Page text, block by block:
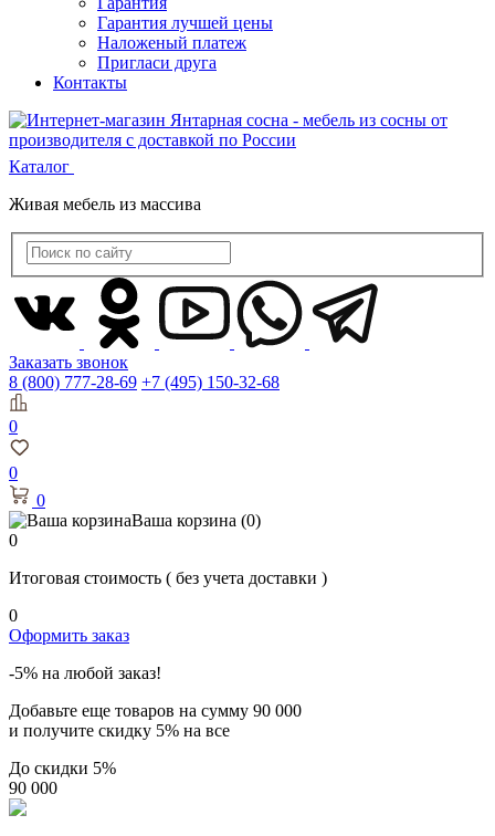
Гарантия лучшей цены
Наложеный платеж
Пригласи друга
Контакты
Каталог
Живая мебель из массива
Заказать звонок
8 (800) 777-28-69 +7 (495) 150-32-68
0
0
0
Ваша корзина (0)
0
Итоговая стоимость ( без учета доставки )
0
Оформить заказ
-5% на любой заказ!
Добавьте еще товаров на сумму 90 000
и получите скидку 5% на все
До скидки 5%
90 000